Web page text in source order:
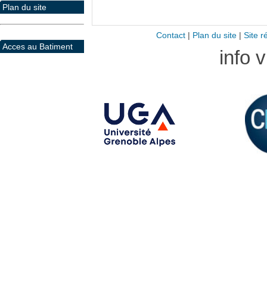
Plan du site
Acces au Batiment
Contact| Plan du site| Site
info